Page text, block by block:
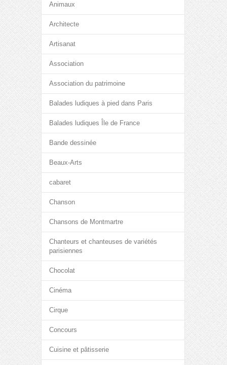
Animaux
Architecte
Artisanat
Association
Association du patrimoine
Balades ludiques à pied dans Paris
Balades ludiques Île de France
Bande dessinée
Beaux-Arts
cabaret
Chanson
Chansons de Montmartre
Chanteurs et chanteuses de variétés
parisiennes
Chocolat
Cinéma
Cirque
Concours
Cuisine et pâtisserie